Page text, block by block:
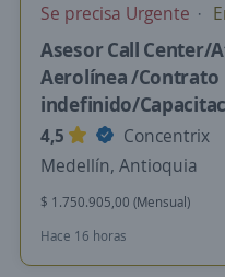
Se precisa Urgente
Asesor Call Center/
Aerolínea /Contrato
indefinido/
4,5
Concentrix
Medellín, Antioquia
$ 1.750.905,00 (Mensual)
Hace 16 horas